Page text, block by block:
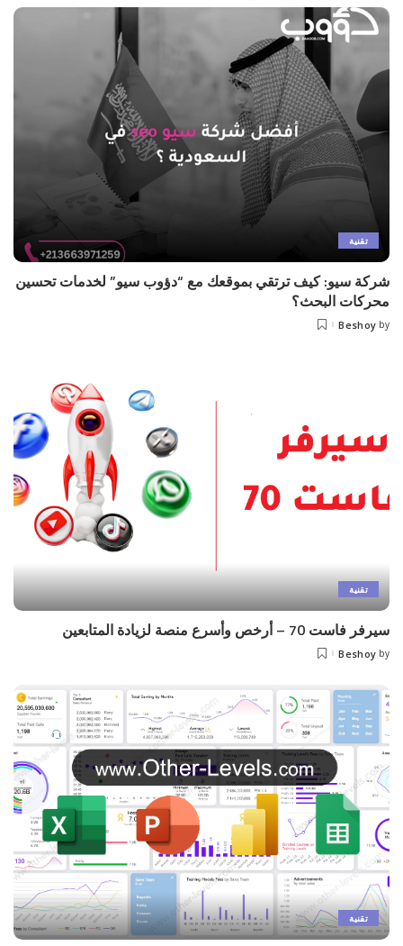
تقنية
شركة سيو: كيف ترتقي بموقعك مع “دؤوب سيو” لخدمات تحسين
محركات البحث؟
Posted
by
Beshoy
تقنية
سيرفر فاست 70 – أرخص وأسرع منصة لزيادة المتابعين
Posted
by
Beshoy
تقنية